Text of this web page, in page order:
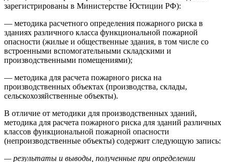
зарегистрированы в Министерстве Юстиции РФ):
— методика расчетного определения пожарного риска в
зданиях различного класса функциональной пожарной
опасности (жилые и общественные здания, в том числе со
встроенными вспомогательными складскими и
производственными помещениями);
— методика для расчета пожарного риска на
производственных объектах (производства, склады,
сельскохозяйственные объекты).
В отличие от методики для производственных зданий,
методика для расчета пожарного риска для зданий различных
классов функциональной пожарной опасности
(непроизводственные объекты) содержит следующую запись:
— результаты и выводы, полученные при определении